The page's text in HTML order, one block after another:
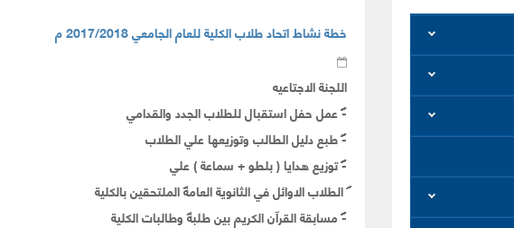
خطة نشاط اتحاد طلاب الكلية للعام الجامعي 2017/2018 م
اللجنة الاجتاعيه
-عمل حفل استقبال للطلاب الجدد والقدامي
-طبع دليل الطالب وتوزيعها علي الطلاب
-توزيع هدايا ( بلطو + سماعة ) علي
الطلاب الاوائل في الثانوية العامةالملتحقين بالكلية
-مسابقة القرآن الكريم بين طلبةوطالبات الكلية